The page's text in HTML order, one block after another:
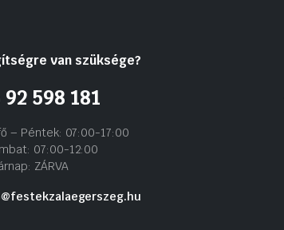
van szüksége?
92 598 181
– Péntek: 07:00-17:00
07:00-12:00
ZÁRVA